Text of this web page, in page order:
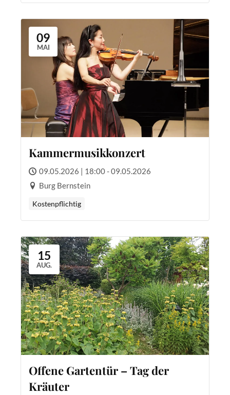
09
MAI
Kammermusikkonzert
09.05.2026 | 18:00 - 09.05.2026
Burg Bernstein
Kostenpflichtig
15
AUG.
Offene Gartentür – Tag der
Kräuter